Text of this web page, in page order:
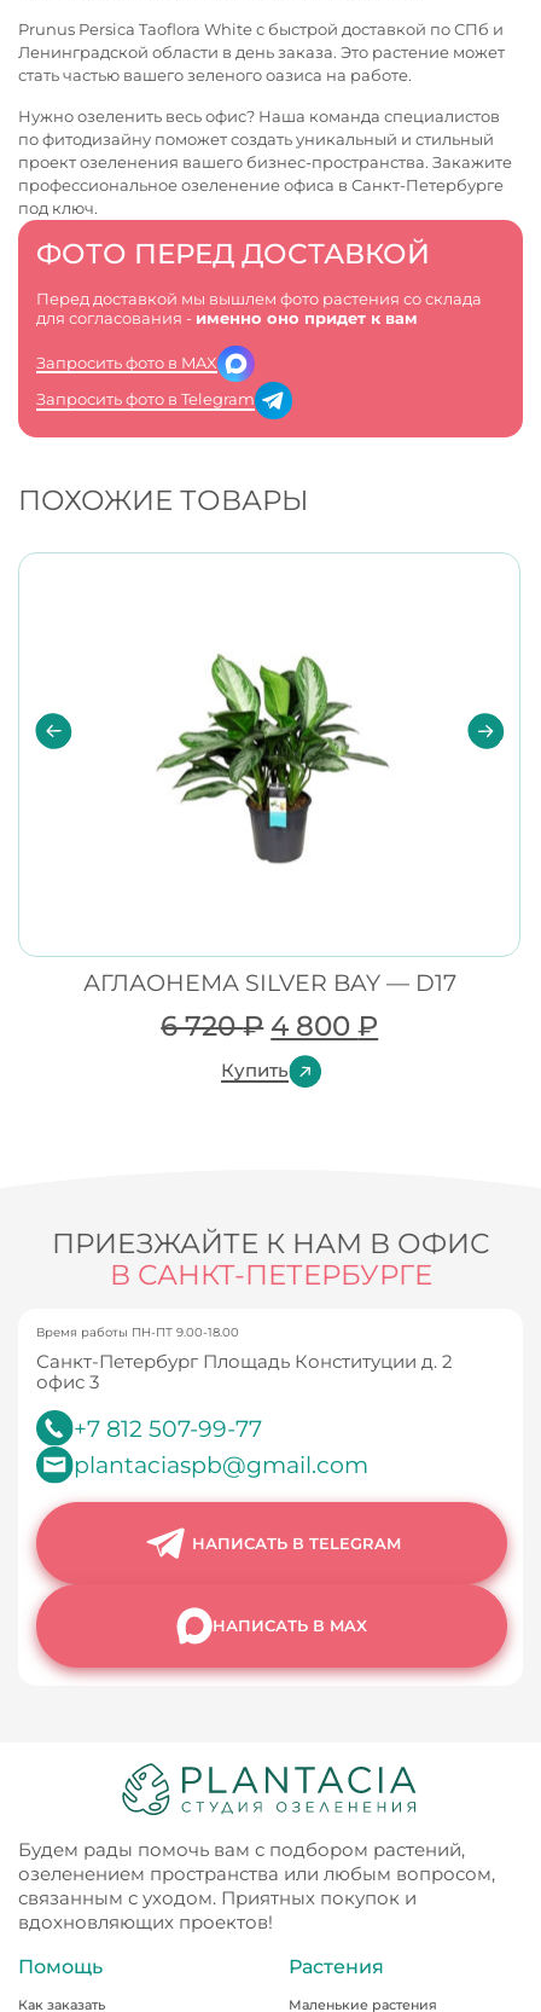
ФОТО ПЕРЕД ДОСТАВКОЙ
Перед доставкой мы вышлем фото растения со склада
для согласования - именно оно придет к вам
Запросить фото в MAX
Запросить фото в Telegram
Prunus Persica Taoflora White с быстрой доставкой по СПб и
Ленинградской области в день заказа. Это растение может
стать частью вашего зеленого оазиса на работе.
Нужно озеленить весь офис? Наша команда специалистов
по фитодизайну поможет создать уникальный и стильный
проект озеленения вашего бизнес-пространства. Закажите
профессиональноеозеленение офиса в Санкт-Петербурге
под ключ.
ПОХОЖИЕ ТОВАРЫ
АГЛАОНЕМА SILVER BAY — D17
6 720₽ 4 800₽
Купить
ПРИЕЗЖАЙТЕ К НАМ В ОФИС
В САНКТ-ПЕТЕРБУРГЕ
Время работы ПН-ПТ 9.00-18.00
Санкт-Петербург Площадь Конституции д. 2
офис 3
+7 812 507-99-77
plantaciaspb@gmail.com
НАПИСАТЬ В TELEGRAM
НАПИСАТЬ В MAX
Будем рады помочь вам с подбором растений,
озеленением пространства или любым вопросом,
связанным с уходом. Приятных покупок и
вдохновляющих проектов!
Помощь
Как заказать
Растения
Маленькие растения